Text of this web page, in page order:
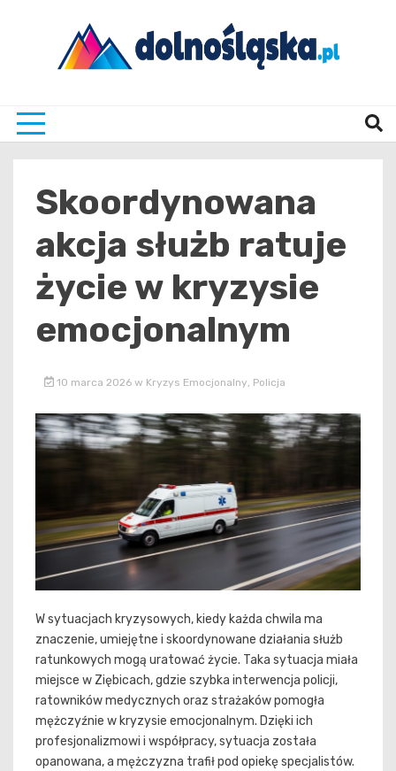
Skoordynowana
akcja służb ratuje
życie w kryzysie
emocjonalnym
10 marca 2026 w Kryzys Emocjonalny Policja
W sytuacjach kryzysowych, kiedy każda chwila ma
znaczenie, umiejętne i skoordynowane działania służb
ratunkowych mogą uratować życie. Taka sytuacja miała
miejsce w Ziębicach, gdzie szybka interwencja policji,
ratowników medycznych oraz strażaków pomogła
mężczyźnie w kryzysie emocjonalnym. Dzięki ich
profesjonalizmowi i współpracy, sytuacja została
opanowana, a mężczyzna trafił pod opiekę specjalistów.